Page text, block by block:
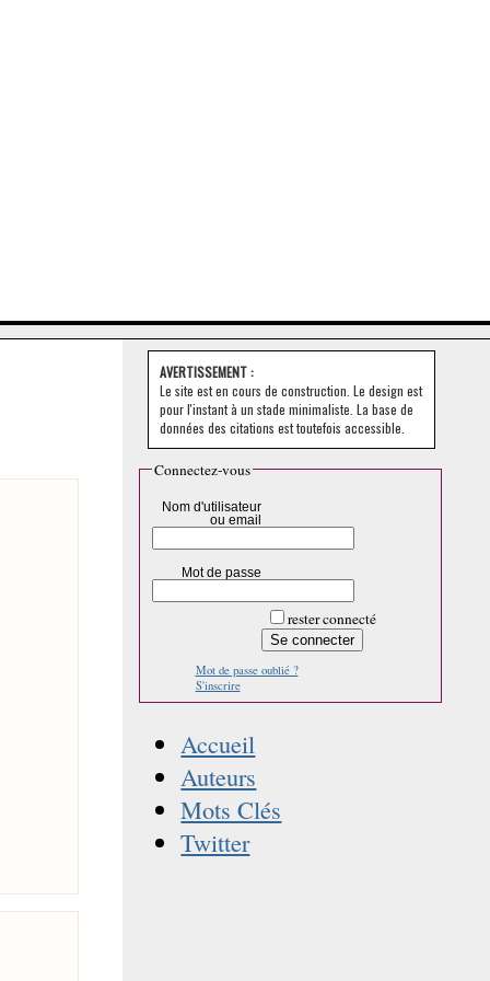
AVERTISSEMENT :
Le site est en cours de construction. Le design est
pour l'instant à un stade minimaliste. La base de
données des citations est toutefois accessible.
Connectez-vous
Nom d'utilisateur
ou email
Mot de passe
rester connecté
Mot de passe oublié ?
S'inscrire
Accueil
Auteurs
Mots Clés
Twitter